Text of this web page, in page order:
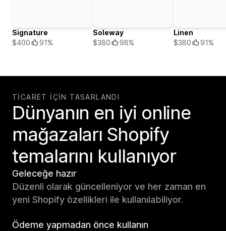
Signature
$400
91%
Soleway
$380
98%
Linen
$380
91%
TICARET IÇIN TASARLANDI
Dünyanın en iyi online
mağazaları Shopify
temalarını kullanıyor
Geleceğe hazır
Düzenli olarak güncelleniyor ve her zaman en
yeni Shopify özellikleri ile kullanılabiliyor.
Ödeme yapmadan önce kullanın